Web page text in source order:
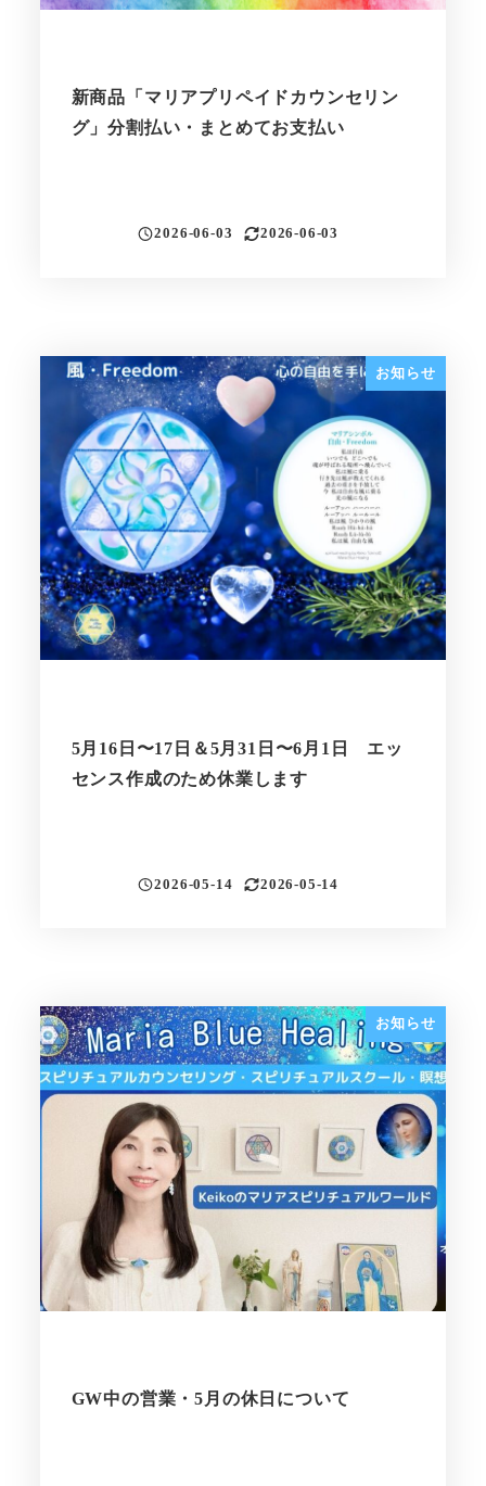
新商品「マリアプリペイドカウンセリン
グ」分割払い・まとめてお支払い
投稿日
2026-06-03
更新日
2026-06-03
お知らせ
5月16日〜17日＆5月31日〜6月1日 エッ
センス作成のため休業します
投稿日
2026-05-14
更新日
2026-05-14
お知らせ
GW中の営業・5月の休日について